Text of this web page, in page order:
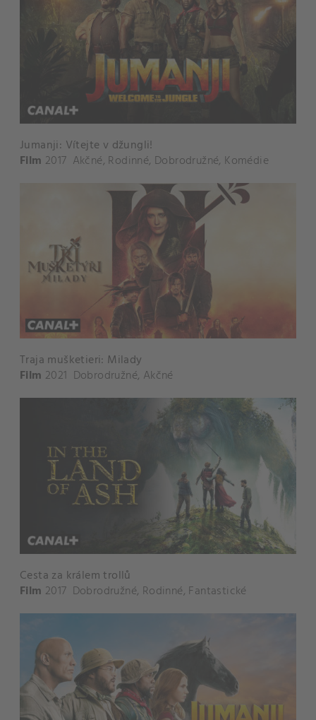
Jumanji: Vítejte v džungli!
Film 2017 Akčné, Rodinné, Dobrodružné, Komédie
Traja mušketieri: Milady
Film 2021 Dobrodružné, Akčné
Cesta za králem trollů
Film 2017 Dobrodružné, Rodinné, Fantastické